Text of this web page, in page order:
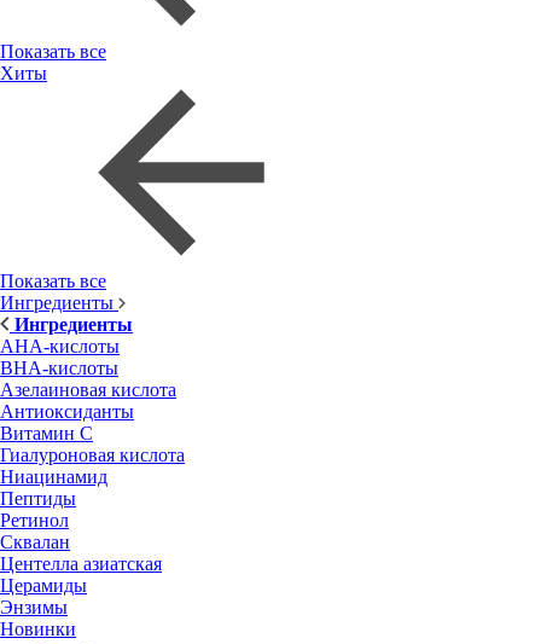
Показать все
Хиты
Показать все
Ингредиенты
Ингредиенты
AHA-кислоты
BHA-кислоты
Азелаиновая кислота
Антиоксиданты
Витамин С
Гиалуроновая кислота
Ниацинамид
Пептиды
Ретинол
Сквалан
Центелла азиатская
Церамиды
Энзимы
Новинки